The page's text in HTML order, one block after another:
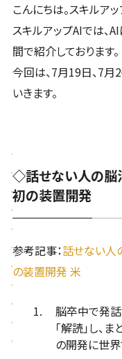
こんにちは。スキルア
スキルアップAIでは、
間で紹介しております。
今回は、7月19日、7
いきます。
◇話せない人の脳
初の装置開発
参考記事：話せない人
の装置開発 米
脳卒中で発
「解読」し、
の開発に世